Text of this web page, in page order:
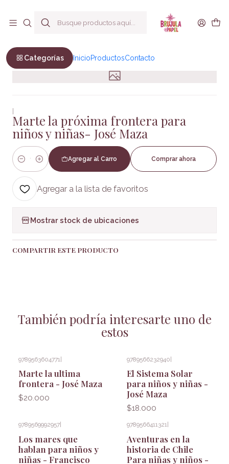
Categorías InicioProductosContacto
Infantil
|
Marte la próxima frontera para
niños y niñas- José Maza
Cantidad
Agregar al Carro Comprar ahora
Agregar a la lista de favoritos
Mostrar stock de ubicaciones
COMPARTIR ESTE PRODUCTO
También podría interesarte uno de
estos
9789563604771
Marte la ultima
frontera - José Maza
$20.000
9789566232940
El Sistema Solar
para niños y niñas -
José Maza
$18.000
9789569992957
Los mares que
hablan para niños y
niñas - Francisco
9789566411321
Aventuras en la
historia de Chile
Para niñas y niños -